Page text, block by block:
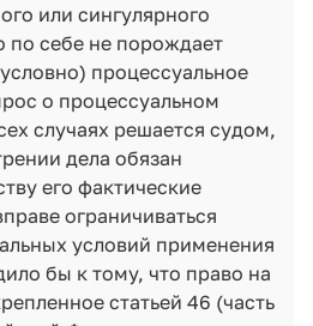
или сингулярного
по себе не порождает
процессуальное
о процессуальном
случаях решается судом,
дела обязан
его фактические
ограничиваться
условий применения
бы к тому, что право на
статьей 46 (часть